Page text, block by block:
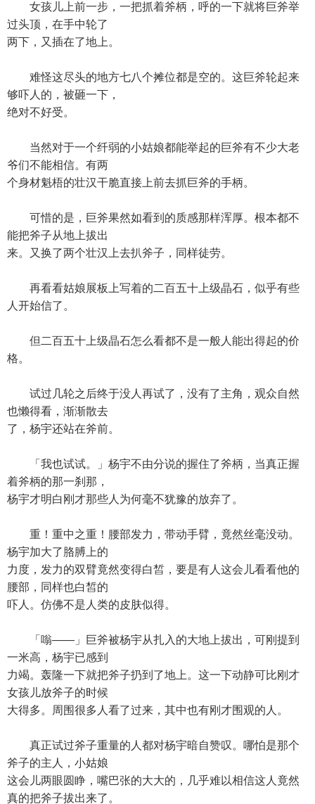
女孩儿上前一步，一把抓着斧柄，呼的一下就将巨斧举
过头顶，在手中轮了
两下，又插在了地上。
难怪这尽头的地方七八个摊位都是空的。这巨斧轮起来
够吓人的，被砸一下，
绝对不好受。
当然对于一个纤弱的小姑娘都能举起的巨斧有不少大老
爷们不能相信。有两
个身材魁梧的壮汉干脆直接上前去抓巨斧的手柄。
可惜的是，巨斧果然如看到的质感那样浑厚。根本都不
能把斧子从地上拔出
来。又换了两个壮汉上去扒斧子，同样徒劳。
再看看姑娘展板上写着的二百五十上级晶石，似乎有些
人开始信了。
但二百五十上级晶石怎么看都不是一般人能出得起的价
格。
试过几轮之后终于没人再试了，没有了主角，观众自然
也懒得看，渐渐散去
了，杨宇还站在斧前。
「我也试试。」杨宇不由分说的握住了斧柄，当真正握
着斧柄的那一刹那，
杨宇才明白刚才那些人为何毫不犹豫的放弃了。
重！重中之重！腰部发力，带动手臂，竟然丝毫没动。
杨宇加大了胳膊上的
力度，发力的双臂竟然变得白皙，要是有人这会儿看看他的
腰部，同样也白皙的
吓人。仿佛不是人类的皮肤似得。
「嗡——」巨斧被杨宇从扎入的大地上拔出，可刚提到
一米高，杨宇已感到
力竭。轰隆一下就把斧子扔到了地上。这一下动静可比刚才
女孩儿放斧子的时候
大得多。周围很多人看了过来，其中也有刚才围观的人。
真正试过斧子重量的人都对杨宇暗自赞叹。哪怕是那个
斧子的主人，小姑娘
这会儿两眼圆睁，嘴巴张的大大的，几乎难以相信这人竟然
真的把斧子拔出来了。